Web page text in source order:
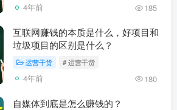
4年前 185
互联网赚钱的本质是什么，好项目和
垃圾项目的区别是什么？
运营干货 # 运营干货
4年前 180
自媒体到底是怎么赚钱的？